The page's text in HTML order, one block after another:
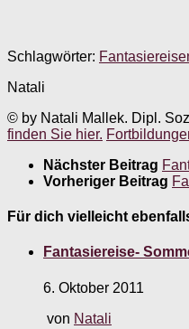
Schlagwörter:
Natali
© by Natali Mallek. Dipl.
finden Sie hier.
Nächster Beitrag
Vorheriger Beitrag
Für dich vielleicht
Fantasiereise-
6. Oktober 2011
von Natali